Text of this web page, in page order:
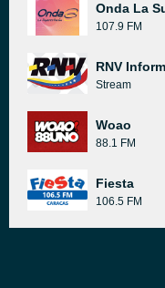
Onda La
107.9 FM
RNV
Stream
Woao
88.1 FM
Fiesta
106.5 FM